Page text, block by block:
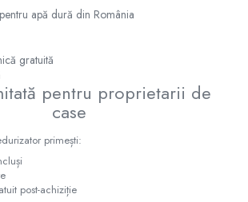
apă dură din România
gratuită
pentru proprietarii de
case
primești:
post-achiziție